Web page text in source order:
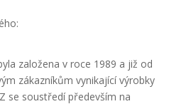
založena v roce 1989 a již od
zákazníkům vynikající výrobky
se soustředí především na